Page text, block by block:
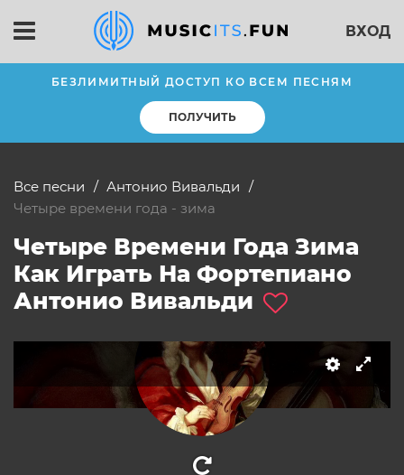
ВХОД
БЕЗЛИМИТНЫЙ ДОСТУП КО ВСЕМ ПЕСНЯМ
ПОЛУЧИТЬ
Все песни
Антонио Вивальди
четыре времени года - зима
Четыре Времени Года Зима
Как Играть На Фортепиано
Антонио Вивальди
слушать